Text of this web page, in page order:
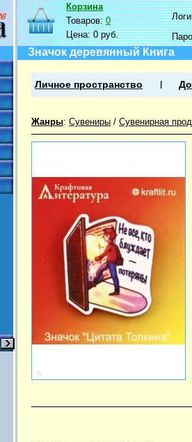
Корзина
Товаров:0
Цена:0 руб.
Значок деревянный Книга
Личное пространство
Жанры: Сувениры / Сувенирная